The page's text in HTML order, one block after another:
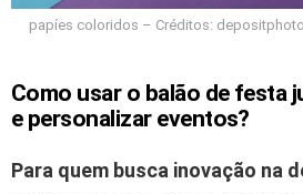
papíes coloridos – Créditos:
Como usar o balão de festa
e personalizar eventos?
Para quem busca inovação na